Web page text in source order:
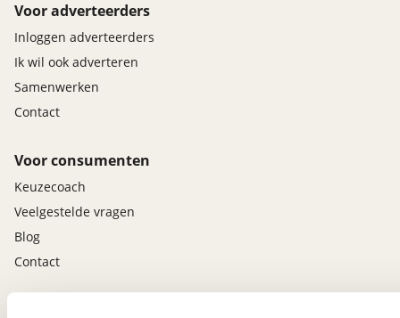
Voor adverteerders
Inloggen adverteerders
Ik wil ook adverteren
Samenwerken
Contact
Voor consumenten
Keuzecoach
Veelgestelde vragen
Blog
Contact